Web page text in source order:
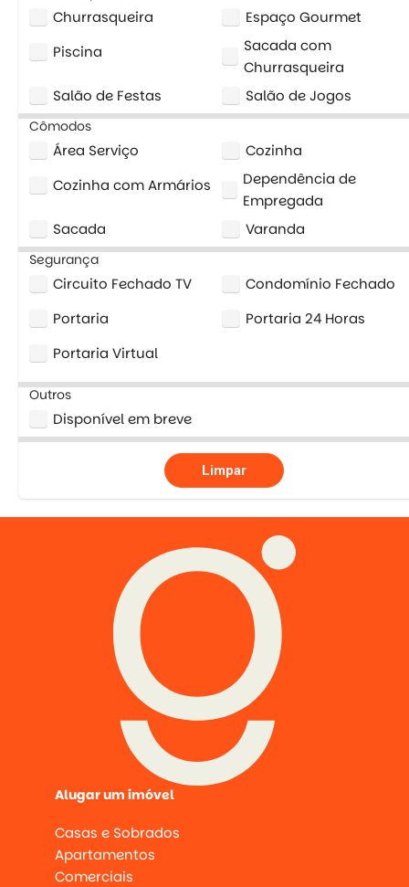
Churrasqueira
Espaço Gourmet
Piscina
Sacada com
Churrasqueira
Salão de Festas
Salão de Jogos
Cômodos
Área Serviço
Cozinha
Cozinha com Armários
Dependência de
Empregada
Sacada
Varanda
Segurança
Circuito Fechado TV
Condomínio Fechado
Portaria
Portaria 24 Horas
Portaria Virtual
Outros
Disponível em breve
Limpar
Alugar um imóvel
Casas e Sobrados
Apartamentos
Comerciais